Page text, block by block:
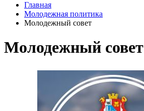
Главная
Молодежная политика
Молодежный совет
Молодежный совет